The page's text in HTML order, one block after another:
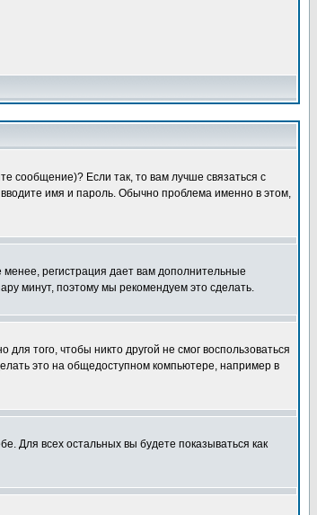
сообщение)? Если так, то вам лучше связаться с
имя и пароль. Обычно проблема именно в этом,
регистрация дает вам дополнительные
минут, поэтому мы рекомендуем это сделать.
того, чтобы никто другой не смог воспользоваться
это на общедоступном компьютере, например в
Для всех остальных вы будете показываться как